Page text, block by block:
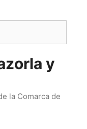
y
la Comarca de